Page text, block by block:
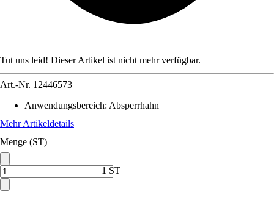
Tut uns leid! Dieser Artikel ist nicht mehr verfügbar.
Art.-Nr. 12446573
Anwendungsbereich: Absperrhahn
Mehr Artikeldetails
Menge (ST)
1 ST